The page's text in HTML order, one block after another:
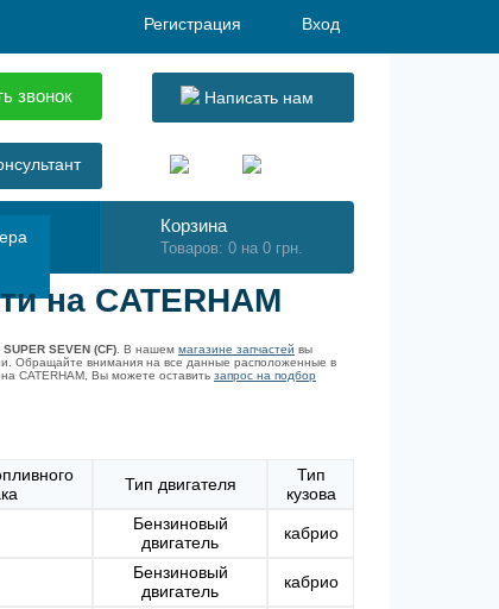
Регистрация Вход
Написать нам
звонок
Корзина
Товаров: 0 на 0 грн.
на CATERHAM
SUPER SEVEN (CF) . В нашем магазине запчастей вы
Обращайте внимания на все данные расположенные в
CATERHAM, Вы можете оставить запрос на подбор
Тип двигателя
Тип
кузова
Бензиновый
двигатель
кабрио
Бензиновый
двигатель
кабрио